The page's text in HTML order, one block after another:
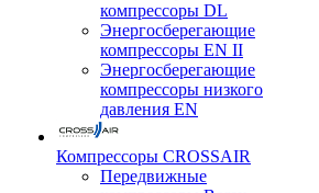
компрессоры DL
Энергосберегающие
компрессоры EN II
Энергосберегающие
компрессоры низкого
давления EN
Компрессоры CROSSAIR
Передвижные